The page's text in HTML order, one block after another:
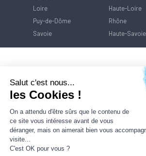
Loire
Haute-Loire
Puy-de-Dôme
Rhône
Savoie
Haute-Savoie
Salut c'est nous...
les Cookies !
On a attendu d'être sûrs que le contenu de
ce site vous intéresse avant de vous
déranger, mais on aimerait bien vous
visite...
C'est OK pour vous ?